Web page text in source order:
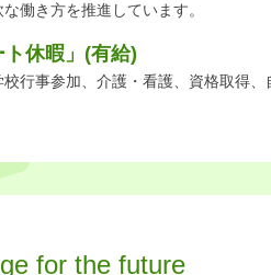
働き方を推進しています。
休暇」(有給)
行事参加、介護・看護、資格取得
for the future